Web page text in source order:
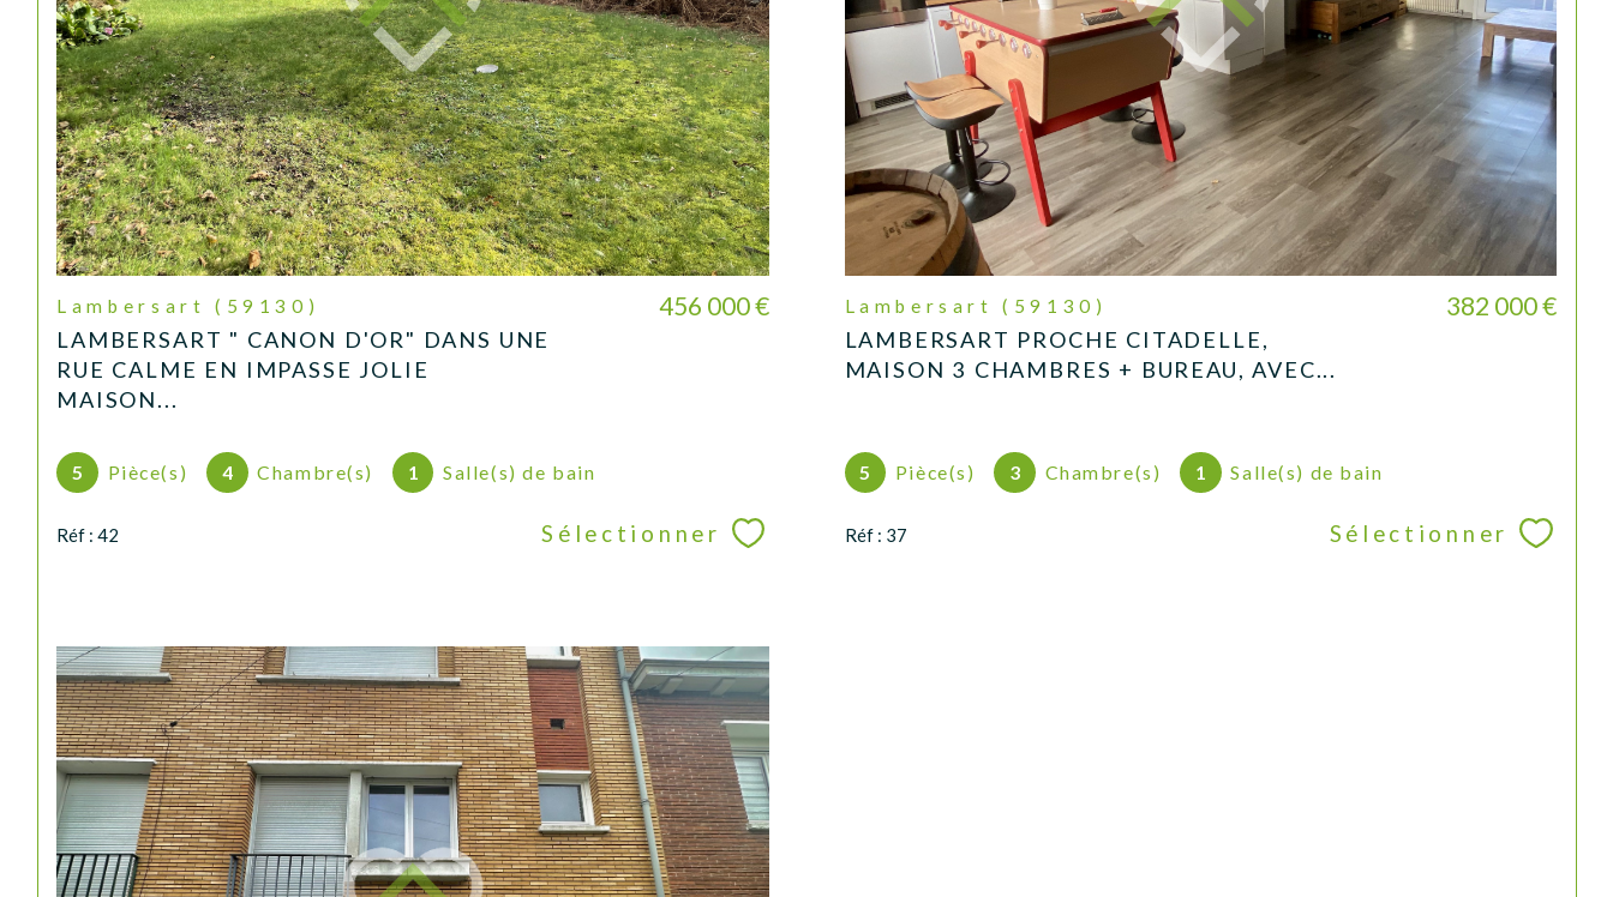
Lambersart (59130)
LAMBERSART " CANON D'OR" DANS UNE
RUE CALME EN IMPASSE JOLIE
MAISON...
456 000 €
5 Pièce(s) 4 Chambre(s) 1 Salle(s) de bain
Réf : 42 Sélectionner
Lambersart (59130)
LAMBERSART PROCHE CITADELLE,
MAISON 3 CHAMBRES + BUREAU, AVEC...
382 000 €
5 Pièce(s) 3 Chambre(s) 1 Salle(s) de bain
Réf : 37 Sélectionner